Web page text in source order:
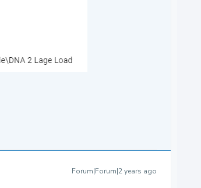
Forum|Forum|2 years ago